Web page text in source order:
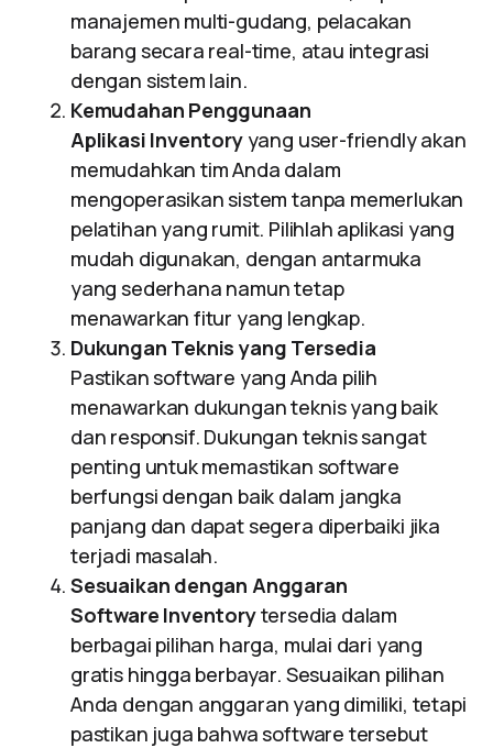
manajemen multi-gudang, pelacakan
barang secara real-time, atau integrasi
dengan sistem lain.
Kemudahan Penggunaan
Aplikasi Inventoryyang user-friendly akan
memudahkan tim Anda dalam
mengoperasikan sistem tanpa memerlukan
pelatihan yang rumit. Pilihlah aplikasi yang
mudah digunakan, dengan antarmuka
yang sederhana namun tetap
menawarkan fitur yang lengkap.
Dukungan Teknis yang Tersedia
Pastikan software yang Anda pilih
menawarkan dukungan teknis yang baik
dan responsif. Dukungan teknis sangat
penting untuk memastikan software
berfungsi dengan baik dalam jangka
panjang dan dapat segera diperbaiki jika
terjadi masalah.
Sesuaikan dengan Anggaran
Software Inventorytersedia dalam
berbagai pilihan harga, mulai dari yang
gratis hingga berbayar. Sesuaikan pilihan
Anda dengan anggaran yang dimiliki, tetapi
pastikan juga bahwa software tersebut